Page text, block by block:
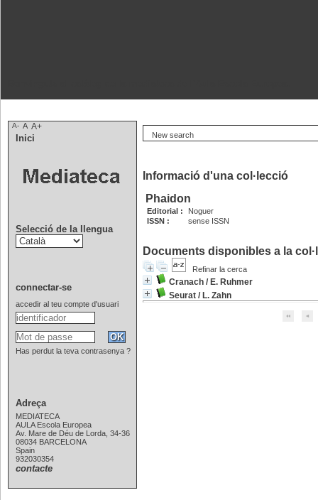
New search
Informació d'una col·lecció
Phaidon
Editorial :
Noguer
ISSN :
sense ISSN
Documents disponibles a la
Refinar la cerca
Cranach / E. Ruhmer
Seurat / L. Zahn
A- A A+
Inici
Selecció de la llengua
connectar-se
accedir al teu compte d'usuari
Has perdut la teva contrasenya ?
Adreça
MEDIATECA
AULA Escola Europea
Av. Mare de Déu de Lorda, 34-36
08034 BARCELONA
Spain
932030354
contacte